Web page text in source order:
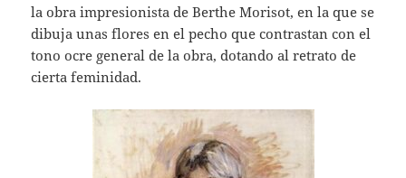
la obra impresionista de Berthe Morisot, en la que se
dibuja unas flores en el pecho que contrastan con el
tono ocre general de la obra, dotando al retrato de
cierta feminidad.